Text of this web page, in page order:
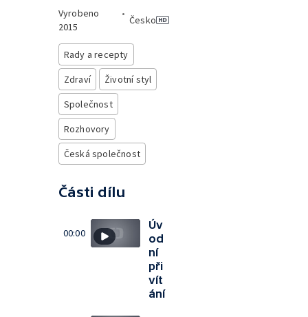
Vyrobeno
2015
•
Česko
Rady a recepty
Zdraví
Životní styl
Společnost
Rozhovory
Česká společnost
Části dílu
00:00
Úv
od
ní
při
vít
ání